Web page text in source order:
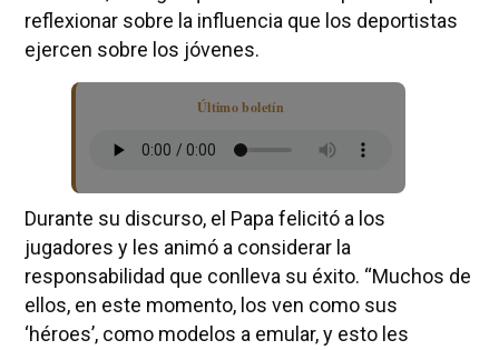
reflexionar sobre la influencia que los deportistas
ejercen sobre los jóvenes.
Último boletín
Durante su discurso, el Papa felicitó a los
jugadores y les animó a considerar la
responsabilidad que conlleva su éxito. “Muchos de
ellos, en este momento, los ven como sus
‘héroes’, como modelos a emular, y esto les